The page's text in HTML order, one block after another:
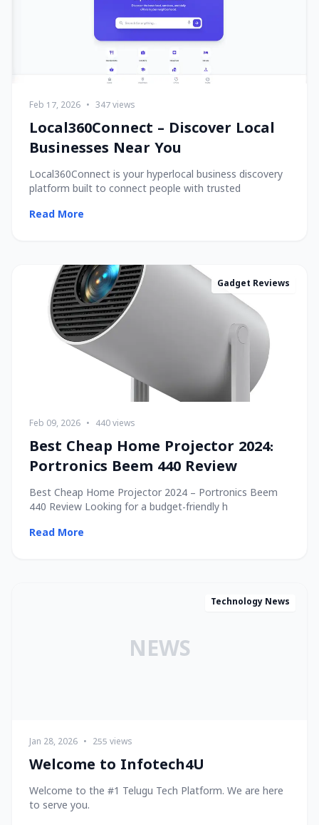
Feb 17, 2026 • 347 views
Local360Connect – Discover Local
Businesses Near You
Local360Connect is your hyperlocal business discovery
platform built to connect people with trusted
Read More
Gadget Reviews
Feb 09, 2026 • 440 views
Best Cheap Home Projector 2024:
Portronics Beem 440 Review
Best Cheap Home Projector 2024 – Portronics Beem
440 Review Looking for a budget-friendly h
Read More
NEWS
Technology News
Jan 28, 2026 • 255 views
Welcome to Infotech4U
Welcome to the #1 Telugu Tech Platform. We are here
to serve you.